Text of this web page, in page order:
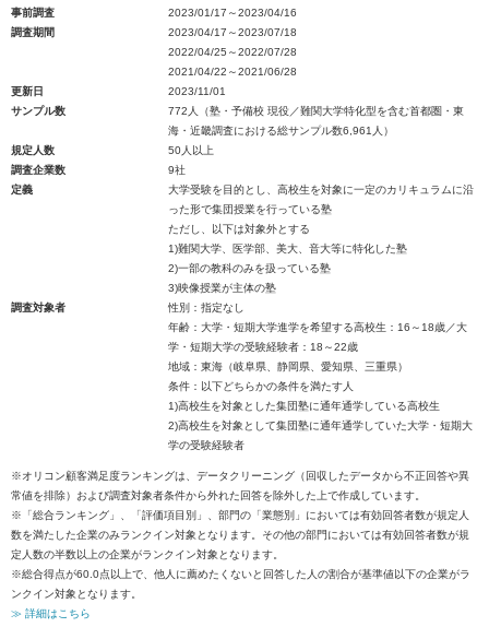
事前調査
2023/01/17～2023/04/16
調査期間
2023/04/17～2023/07/18
2022/04/25～2022/07/28
2021/04/22～2021/06/28
更新日
2023/11/01
サンプル数
772人（塾・予備校 現役／難関大学特化型を含む首都圏・東
海・近畿調査における総サンプル数6,961人）
規定人数
50人以上
調査企業数
9社
定義
大学受験を目的とし、高校生を対象に一定のカリキュラムに沿
った形で集団授業を行っている塾
ただし、以下は対象外とする
1)難関大学、医学部、美大、音大等に特化した塾
2)一部の教科のみを扱っている塾
3)映像授業が主体の塾
調査対象者
性別：指定なし
年齢：大学・短期大学進学を希望する高校生：16～18歳／大
学・短期大学の受験経験者：18～22歳
地域：東海（岐阜県、静岡県、愛知県、三重県）
条件：以下どちらかの条件を満たす人
1)高校生を対象とした集団塾に通年通学している高校生
2)高校生を対象として集団塾に通年通学していた大学・短期大
学の受験経験者
※オリコン顧客満足度ランキングは、データクリーニング（回収したデータから不正回答や異
常値を排除）および調査対象者条件から外れた回答を除外した上で作成しています。
※「総合ランキング」、「評価項目別」、部門の「業態別」においては有効回答者数が規定人
数を満たした企業のみランクイン対象となります。その他の部門においては有効回答者数が規
定人数の半数以上の企業がランクイン対象となります。
※総合得点が60.0点以上で、他人に薦めたくないと回答した人の割合が基準値以下の企業がラ
ンクイン対象となります。
≫ 詳細はこちら